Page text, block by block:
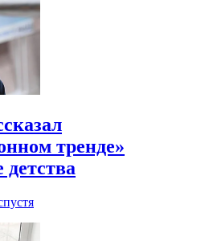
тренде»
детства